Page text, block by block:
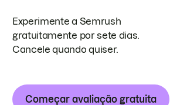
Experimente a Semrush
gratuitamente por sete dias.
Cancele quando quiser.
Começar avaliação gratuita